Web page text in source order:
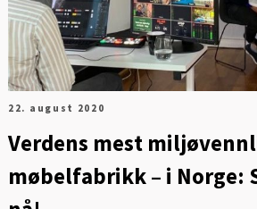
22. august 2020
Verdens mest
møbelfabrikk – i Norge: